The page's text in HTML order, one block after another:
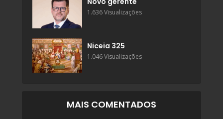
1.636 Visualizações
Niceia 325
1.046 Visualizações
MAIS COMENTADOS